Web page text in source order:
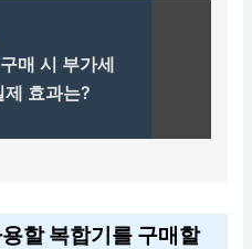
매 시 부가세
제 효과는?
할 복합기를 구매할